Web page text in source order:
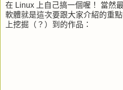
在 Linux 上自己搞一個喔！ 當然
軟體就是這次要跟大家介紹的重
上挖掘（？）到的作品：